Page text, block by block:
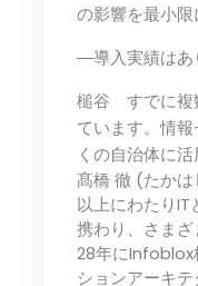
の影響を最小限
―導入実績はあ
槌谷 すでに複
ています。情
くの自治体に活
髙橋 徹 (たか
以上にわたりIT
携わり、さま
28年にInfoblox
ションアーキ